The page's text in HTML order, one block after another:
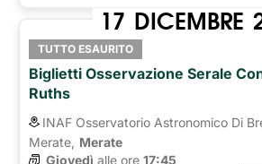
17 DICEMBRE
TUTTO ESAURITO
Biglietti Osservazione Serale
Ruths
INAF Osservatorio Astronomico Di
Merate, Merate
Giovedì alle ore 17:45